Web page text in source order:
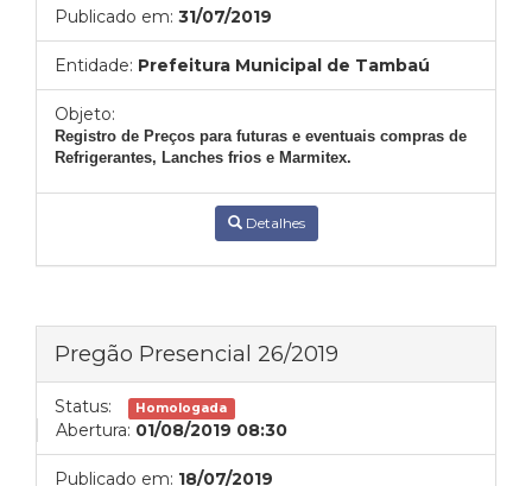
Publicado em: 31/07/2019
Entidade: Prefeitura Municipal de Tambaú
Objeto:
Registro de Preços para futuras e eventuais compras de
Refrigerantes, Lanches frios e Marmitex.
Detalhes
Pregão Presencial 26/2019
Status: Homologada
Abertura: 01/08/2019 08:30
Publicado em: 18/07/2019